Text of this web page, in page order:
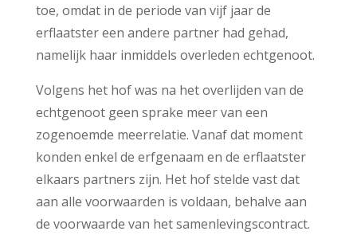
toe, omdat in de periode van vijf jaar de
erflaatster een andere partner had gehad,
namelijk haar inmiddels overleden echtgenoot.
Volgens het hof was na het overlijden van de
echtgenoot geen sprake meer van een
zogenoemde meerrelatie. Vanaf dat moment
konden enkel de erfgenaam en de erflaatster
elkaars partners zijn. Het hof stelde vast dat
aan alle voorwaarden is voldaan, behalve aan
de voorwaarde van het samenlevingscontract.